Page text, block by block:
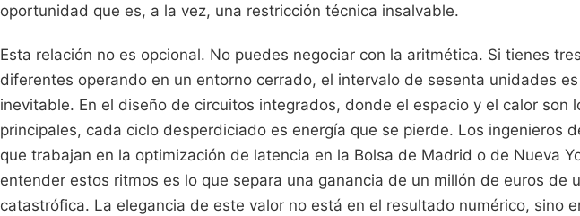
oportunidad que es, a la vez, una restricción técnica insalvable.
Esta relación no es opcional. No puedes negociar con la aritmética. Si tienes
diferentes operando en un entorno cerrado, el intervalo de sesenta unidades
inevitable. En el diseño de circuitos integrados, donde el espacio y el calor son
principales, cada ciclo desperdiciado es energía que se pierde. Los ingenieros
que trabajan en la optimización de latencia en la Bolsa de Madrid o de Nueva
entender estos ritmos es lo que separa una ganancia de un millón de euros de
catastrófica. La elegancia de este valor no está en el resultado numérico, sino